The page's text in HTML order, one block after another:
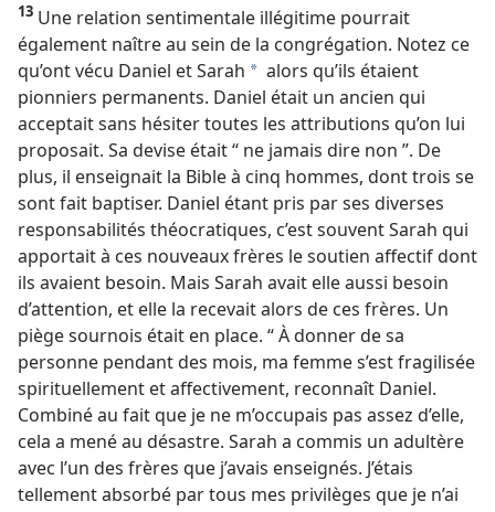
13 Une relation sentimentale illégitime pourrait
également naître au sein de la congrégation. Notez ce
qu’ont vécu Daniel et Sarah a alors qu’ils étaient
pionniers permanents. Daniel était un ancien qui
acceptait sans hésiter toutes les attributions qu’on lui
proposait. Sa devise était “ ne jamais dire non ”. De
plus, il enseignait la Bible à cinq hommes, dont trois se
sont fait baptiser. Daniel étant pris par ses diverses
responsabilités théocratiques, c’est souvent Sarah qui
apportait à ces nouveaux frères le soutien affectif dont
ils avaient besoin. Mais Sarah avait elle aussi besoin
d’attention, et elle la recevait alors de ces frères. Un
piège sournois était en place. “ À donner de sa
personne pendant des mois, ma femme s’est fragilisée
spirituellement et affectivement, reconnaît Daniel.
Combiné au fait que je ne m’occupais pas assez d’elle,
cela a mené au désastre. Sarah a commis un adultère
avec l’un des frères que j’avais enseignés. J’étais
tellement absorbé par tous mes privilèges que je n’ai